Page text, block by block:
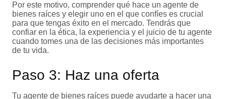
Por este motivo, comprender qué hace un agente de
bienes raíces y elegir uno en el que confíes es crucial
para que tengas éxito en el mercado. Tendrás que
confiar en la ética, la experiencia y el juicio de tu agente
cuando tomes una de las decisiones más importantes
de tu vida.
Paso 3: Haz una oferta
Tu agente de bienes raíces puede ayudarte a hacer una